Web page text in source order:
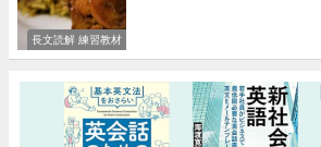
長文読解 練習教材